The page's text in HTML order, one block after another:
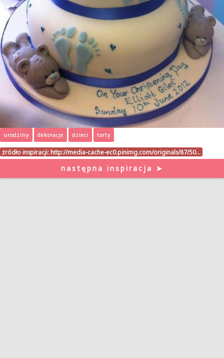
urodziny dekoracje dzieci torty
źródło inspiracji: http://media-cache-ec0.pinimg.com/originals/87/50…
następna inspiracja ➤